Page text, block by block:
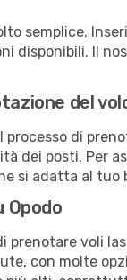
semplice.
disponibili. Il
del
di
dei posti. Per
si adatta al tuo
Opodo
prenotare voli
con molte